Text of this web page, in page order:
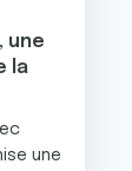
une
la
une